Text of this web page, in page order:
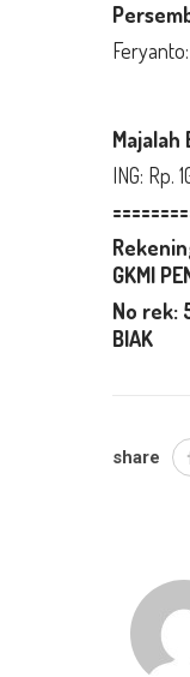
Majalah
ING: Rp.
GKMI
No rek:
BIAK
share